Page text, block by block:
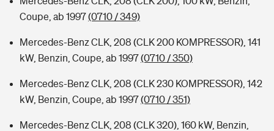
Tools
Kinderunfall-Check: Mehr Sicherheit für deine Kids
Coupe, ab 1997(0710 / 349)
Mercedes-Benz CLK, 208 (CLK 200 KOMPRESSOR), 141
kW, Benzin, Coupe, ab 1997(0710 / 350)
Mercedes-Benz CLK, 208 (CLK 230 KOMPRESSOR), 142
kW, Benzin, Coupe, ab 1997(0710 / 351)
Mercedes-Benz CLK, 208 (CLK 320), 160 kW, Benzin,